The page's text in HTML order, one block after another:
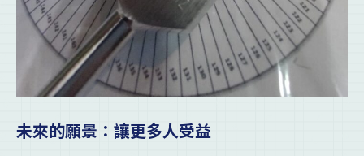
未來的願景：讓更多人受益